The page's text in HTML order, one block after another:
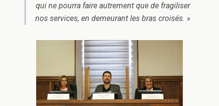
qui ne pourra faire autrement que de fragiliser
nos services, en demeurant les bras croisés. »